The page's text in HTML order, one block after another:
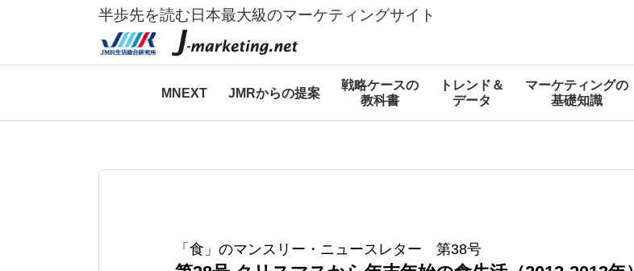
半歩先を読む日本最大級のマーケティングサイト
MNEXT JMRからの提案
戦略ケースの
教科書
トレンド＆
データ
マーケティングの
基礎知識
「食」のマンスリー・ニュースレター 第38号